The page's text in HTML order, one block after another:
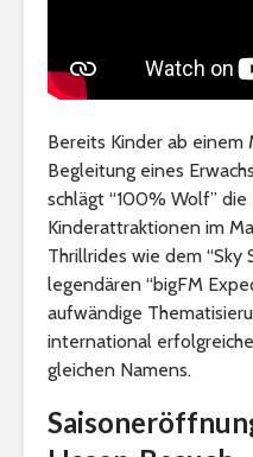
Bereits Kinder ab
Begleitung eines
schlägt “100% Wolf”
Kinderattraktionen im
Thrillrides wie dem “Sky
legendären “bigFM
aufwändige
international
gleichen Namens.